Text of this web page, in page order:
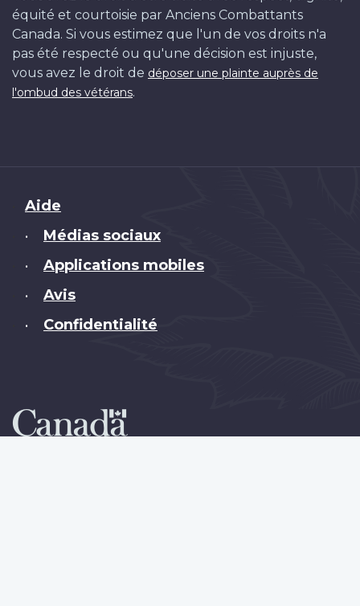
équité et courtoisie par Anciens Combattants
Canada. Si vous estimez que l'un de vos droits n'a
pas été respecté ou qu'une décision est injuste,
vous avez le droit de déposer une plainte auprès de
l'ombud des vétérans.
Brand
Aide
• Médias sociaux
• Applications mobiles
• Avis
• Confidentialité